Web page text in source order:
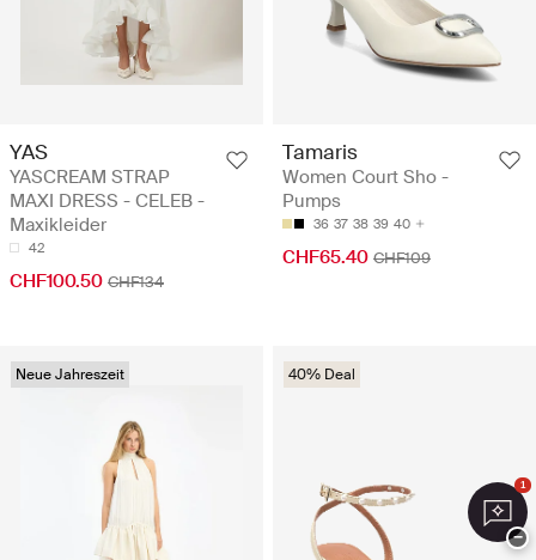
YAS
YASCREAM STRAP
MAXI DRESS - CELEB -
Maxikleider
42
CHF100.50 CHF134
Tamaris
Women Court Sho -
Pumps
36 37 38 39 40
CHF65.40 CHF109
Neue Jahreszeit 40% Deal
1
−